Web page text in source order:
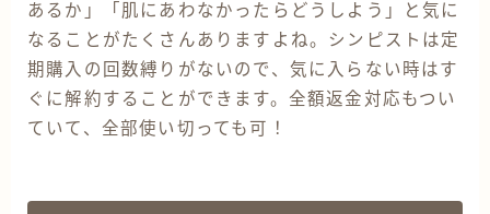
あるか」「肌にあわなかったらどうしよう」と気に
なることがたくさんありますよね。シンピストは定
期購入の回数縛りがないので、気に入らない時はす
ぐに解約することができます。全額返金対応もつい
ていて、全部使い切っても可！